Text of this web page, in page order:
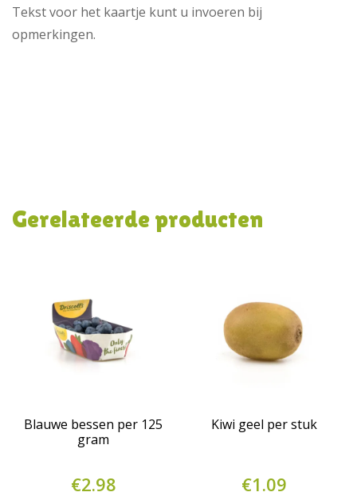
Tekst voor het kaartje kunt u invoeren bij
opmerkingen.
Gerelateerde producten
Blauwe bessen per 125
gram
€2.98
Kiwi geel per stuk
€1.09